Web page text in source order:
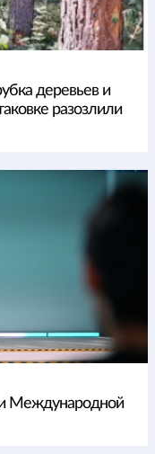
деревьев и
разозлили
Международной